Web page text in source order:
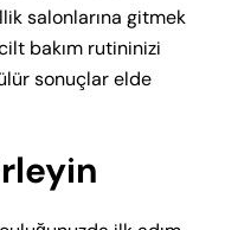
salonlarına gitmek
bakım rutininizi
sonuçlar elde